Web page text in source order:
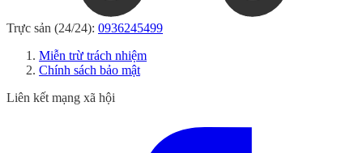
Trực sản (24/24): 0936245499
Miễn trừ trách nhiệm
Chính sách bảo mật
Liên kết mạng xã hội